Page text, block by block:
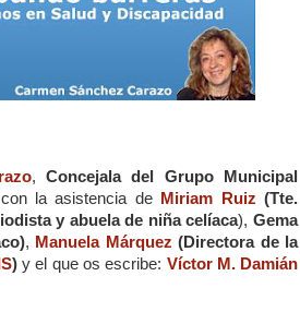
,Concejala del Grupo Municipal
la asistencia de Miriam Ruiz(Tte.
y abuela de niña celíaca),Gema
, Manuela Márquez(Directora de la
)y el que os escribe: Víctor M. Damián